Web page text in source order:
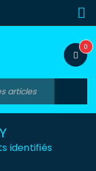
0
identifiés